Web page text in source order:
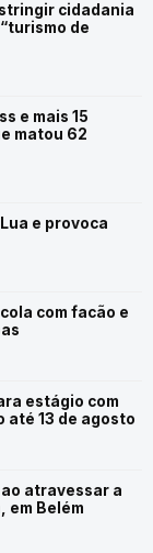
cidadania
de
e mais 15
matou 62
e provoca
com facão e
estágio com
até 13 de agosto
atravessar a
em Belém